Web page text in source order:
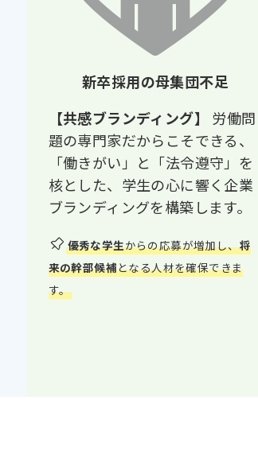
新卒採用の母集団不足
【共感ブランディング】
労働問
題の専門家だからこそできる、
「働きがい」と「法令遵守」を
核とした、学生の心に響く企業
ブランディングを構築します。
優秀な学生からの応募が増加し、将
来の幹部候補となる人材を確保できま
す。